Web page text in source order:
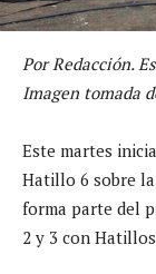
Por Redacción.
Imagen tomada
Este martes
Hatillo 6 sobre
forma parte del
2 y 3 con